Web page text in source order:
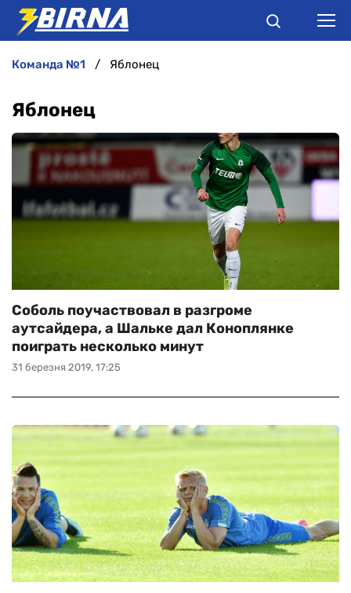
ІНТЕРВ'Ю
РІЗНЕ
команда №1 Яблонец
Яблонец
31 березня 2019, 17:25
Соболь поучаствовал в разгроме
аутсайдера, а Шальке дал Коноплянке
поиграть несколько минут